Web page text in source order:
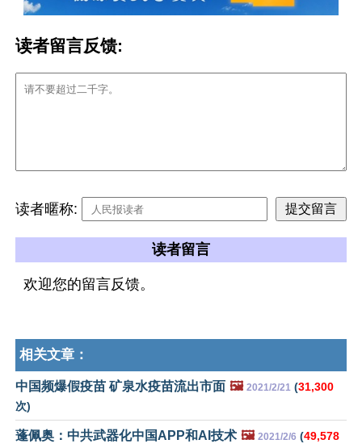
读者留言反馈:
读者暱称:
读者留言
欢迎您的留言反馈。
相关文章：
中国频爆假疫苗 矿泉水疫苗流出市面 🖼️ 2021/2/21 (31,300
次)
蓬佩奥：中共武器化中国APP和AI技术 🖼️ 2021/2/6 (49,578